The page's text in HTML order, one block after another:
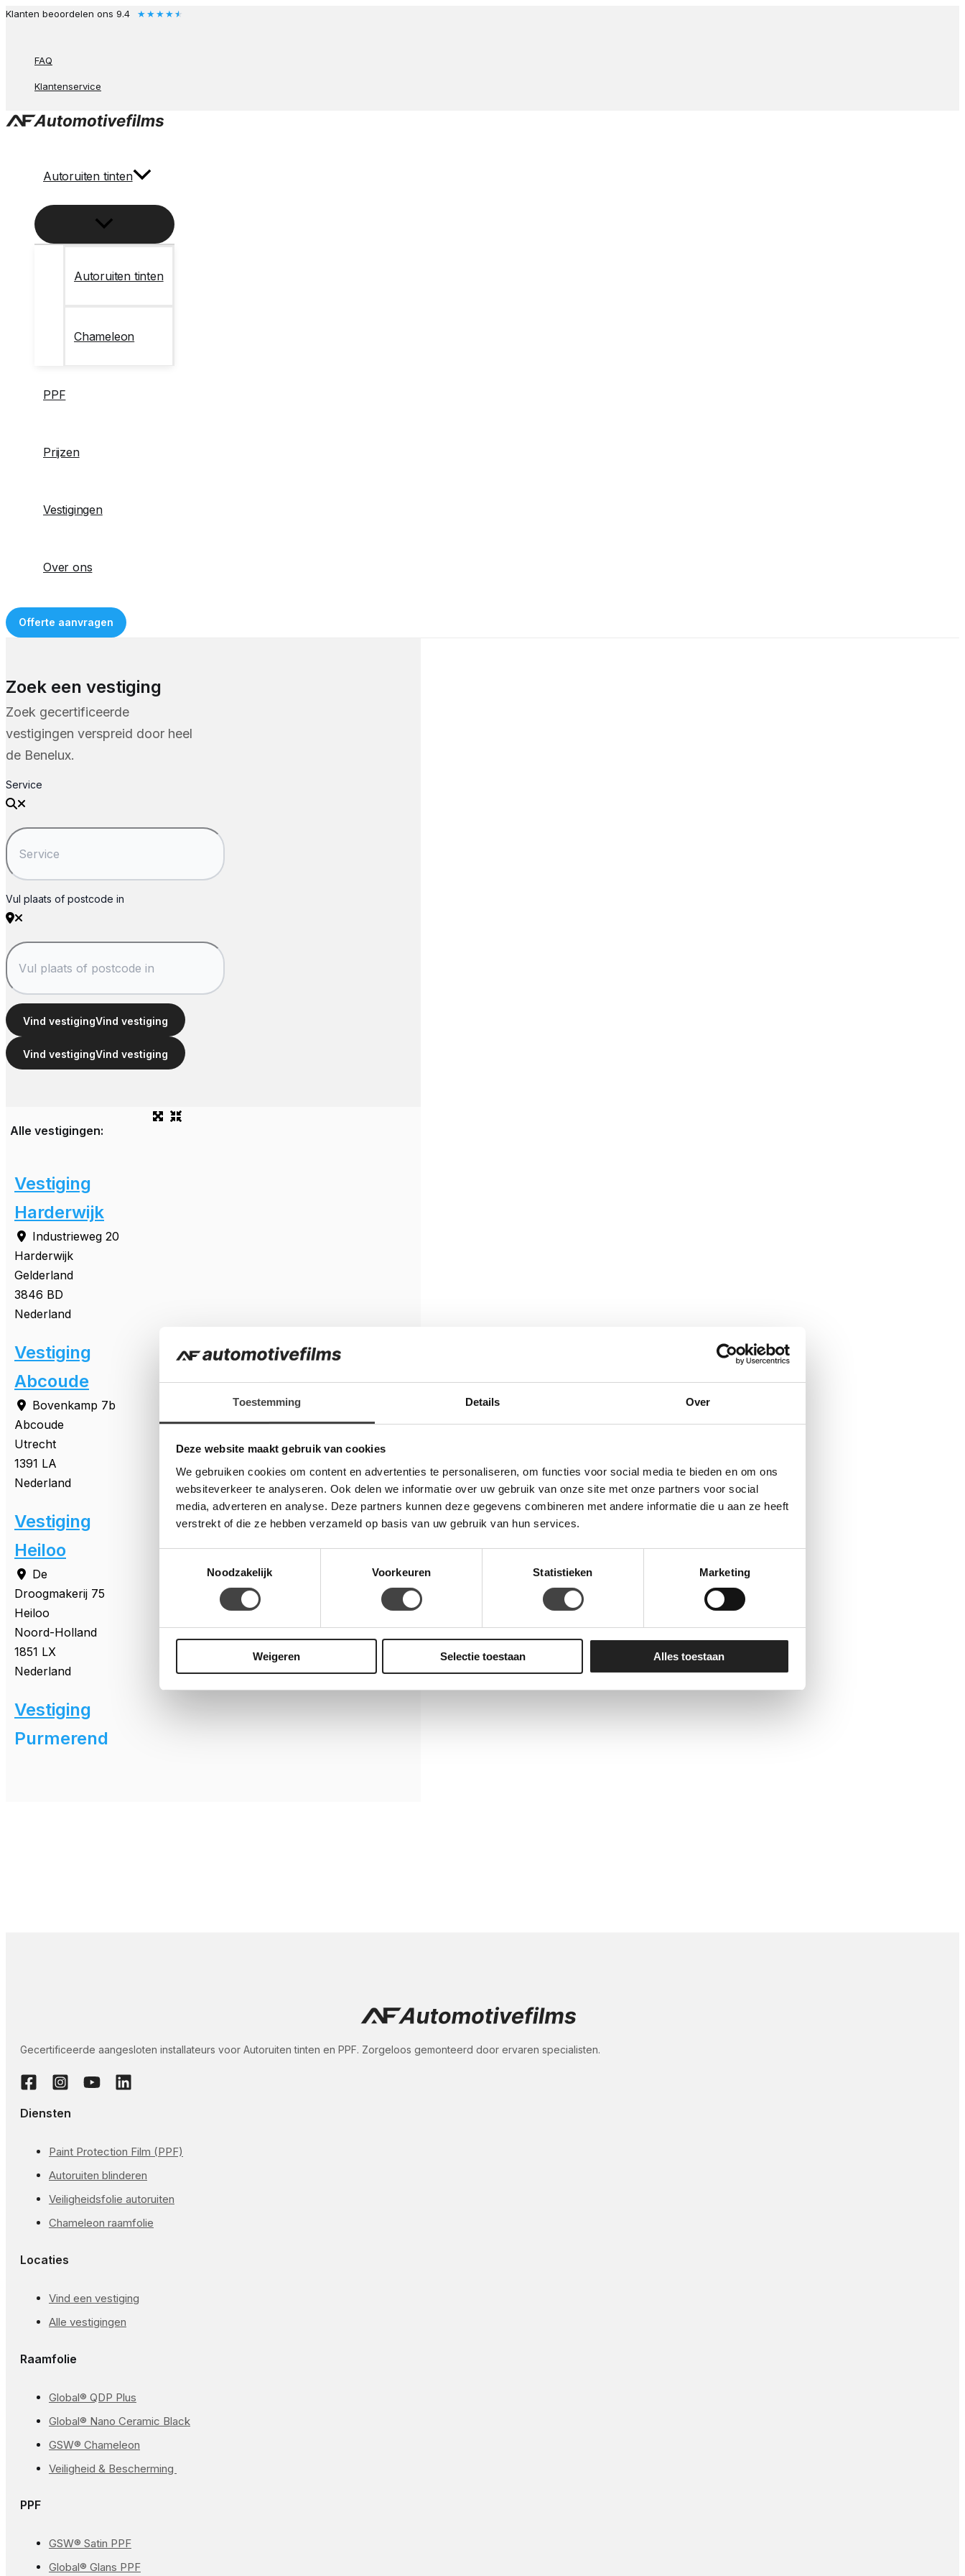
Toestemming Details Over
Deze website maakt gebruik van cookies
We gebruiken cookies om content en advertenties te personaliseren, om functies voor social media te bieden en om ons
websiteverkeer te analyseren. Ook delen we informatie over uw gebruik van onze site met onze partners voor social
media, adverteren en analyse. Deze partners kunnen deze gegevens combineren met andere informatie die u aan ze heeft
verstrekt of die ze hebben verzameld op basis van uw gebruik van hun services.
Noodzakelijk
Voorkeuren Statistieken Marketing
Weigeren Selectie toestaan Alles toestaan
Ga
Klanten beoordelen ons 9.4 ★★★★★
FAQ
Klantenservice
Autoruiten tinten
Autoruiten tinten
Chameleon
PPF
Prijzen
Vestigingen
Over ons
Offerte aanvragen
Zoek een vestiging
Zoek gecertificeerde
vestigingen verspreid door heel
de Benelux.
Service
Vul plaats of postcode in
Vind vestigingVind vestiging
Vind vestigingVind vestiging
Alle vestigingen:
Vestiging
Harderwijk
Industrieweg 20
Harderwijk
Gelderland
3846 BD
Nederland
Vestiging
Abcoude
Bovenkamp 7b
Abcoude
Utrecht
1391 LA
Nederland
Vestiging
Heiloo
De
Droogmakerij 75
Heiloo
Noord-Holland
1851 LX
Nederland
Vestiging
Purmerend
Gecertificeerde aangesloten installateurs voor Autoruiten tinten en PPF. Zorgeloos gemonteerd door ervaren specialisten.
Diensten
Paint Protection Film (PPF)
Autoruiten blinderen
Veiligheidsfolie autoruiten
Chameleon raamfolie
Locaties
Vind een vestiging
Alle vestigingen
Raamfolie
Global® QDP Plus
Global® Nano Ceramic Black
GSW® Chameleon
Veiligheid & Bescherming
PPF
GSW® Satin PPF
Global® Glans PPF